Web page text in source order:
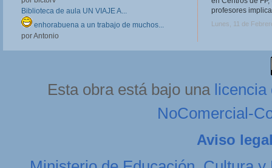
Biblioteca de aula UN VIAJE A...
enhorabuena a un trabajo de muchos...
por Antonio
profesores
Lunes, 11 de
Esta obra está bajo una licencia
NoComercial-
Aviso